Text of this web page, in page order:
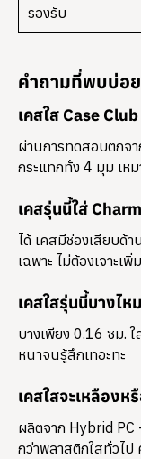
รองรับ
คำถามที่พบบ่อย
เคสใส Case
ผ่านการทดสอบตกจ
กระแทกทั้ง 4 มุม เหม
เคสรุ่นนี้ใส่
ได้ เคสมีช่องเสียบด้
เฉพาะ ไม่ต้องเจาะเ
เคสใสรุ่นนี้บางไห
บางเพียง 0.16 ซม.
หนาจนรู้สึกเทอะทะ
เคสใสจะเหลืองห
ผลิตจาก Hybrid PC
กว่าพลาสติกใสทั่วไป